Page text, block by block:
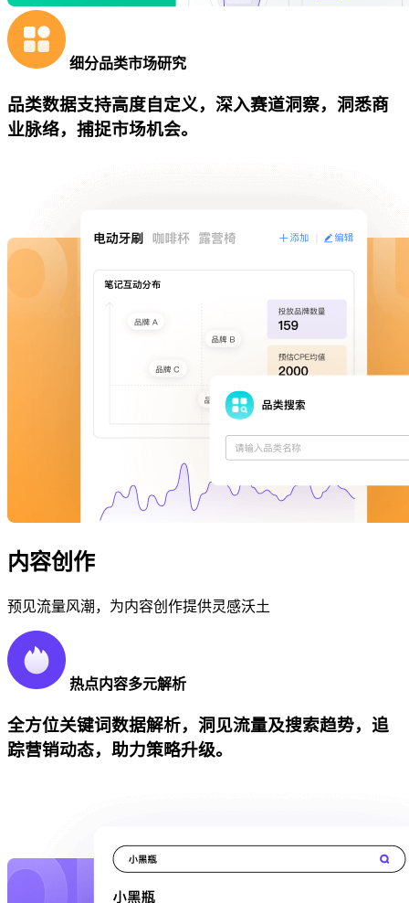
细分品类市场研究
品类数据支持高度自定义，深入赛道洞察，洞悉商
业脉络，捕捉市场机会。
内容创作
预见流量风潮，为内容创作提供灵感沃土
热点内容多元解析
全方位关键词数据解析，洞见流量及搜索趋势，追
踪营销动态，助力策略升级。